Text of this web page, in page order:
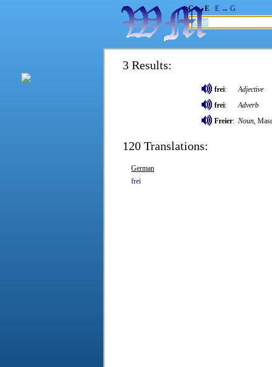
G → E E → G
3 Results:
frei:
Adjective
frei:
Adverb
Freier: Noun,
120 Translations:
German
frei